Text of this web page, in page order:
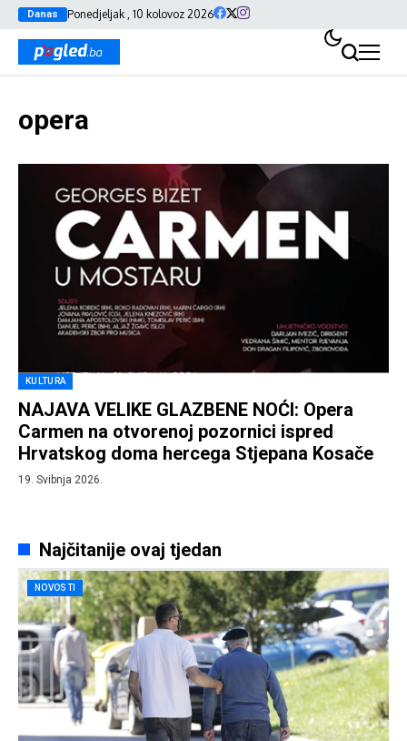
Danas Ponedjeljak , 10 kolovoz 2026
opera
KULTURA
NAJAVA VELIKE GLAZBENE NOĆI: Opera
Carmen na otvorenoj pozornici ispred
Hrvatskog doma hercega Stjepana Kosače
19. Svibnja 2026.
Najčitanije ovaj tjedan
NOVOSTI